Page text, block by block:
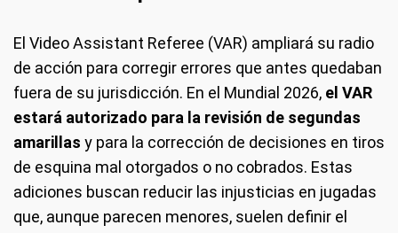
El Video Assistant Referee (VAR) ampliará su radio
de acción para corregir errores que antes quedaban
fuera de su jurisdicción. En el Mundial 2026, el VAR
estará autorizado para la revisión de segundas
amarillas y para la corrección de decisiones en tiros
de esquina mal otorgados o no cobrados. Estas
adiciones buscan reducir las injusticias en jugadas
que, aunque parecen menores, suelen definir el